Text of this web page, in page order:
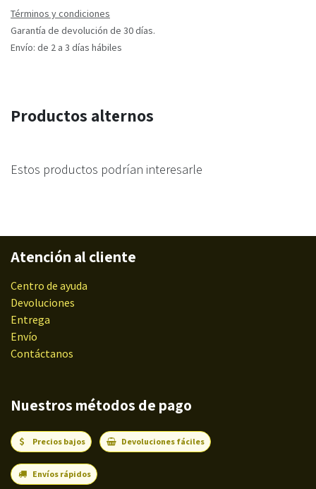
Términos y condiciones
Garantía de devolución de 30 días.
Envío: de 2 a 3 días hábiles
Productos alternos
Estos productos podrían interesarle
Atención al cliente
Centro de ayuda
Devoluciones
Entrega
Envío
Contáctanos
Nuestros métodos de pago
Precios bajos Devoluciones fáciles
Envíos rápidos